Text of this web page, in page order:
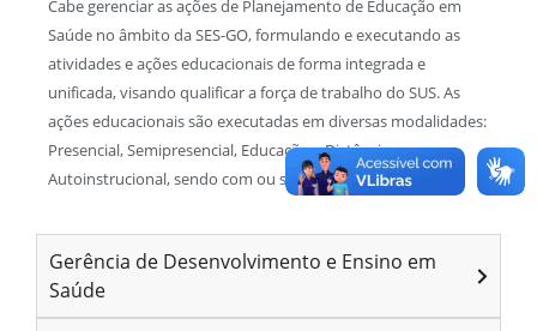
Cabe gerenciar as ações de Planejamento de Educação em
Saúde no âmbito da SES-GO, formulando e executando as
atividades e ações educacionais de forma integrada e
unificada, visando qualificar a força de trabalho do SUS. As
ações educacionais são executadas em diversas modalidades:
Presencial, Semipresencial, Educação a Distância e
Autoinstrucional, sendo com ou sem tutoria.
Gerência de Desenvolvimento e Ensino em
Saúde